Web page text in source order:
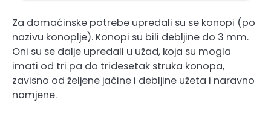
Za domaćinske potrebe upredali su se konopi (po
nazivu konoplje). Konopi su bili debljine do 3 mm.
Oni su se dalje upredali u užad, koja su mogla
imati od tri pa do tridesetak struka konopa,
zavisno od željene jačine i debljine užeta i naravno
namjene.